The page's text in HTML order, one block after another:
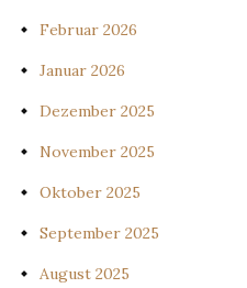
Februar 2026
Januar 2026
Dezember 2025
November 2025
Oktober 2025
September 2025
August 2025